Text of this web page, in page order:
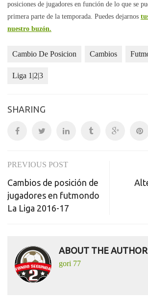
posiciones de jugadores en función de lo que se
primera parte de la temporada. Puedes dejarnos
nuestro buzón.
Cambio De Posicion Cambios
Liga 1|2|3
SHARING
Post
navigation
PREVIOUS POST
Cambios de posición de
jugadores en futmondo
La Liga 2016-17
ABOUT THE AUTHOR
gori 77